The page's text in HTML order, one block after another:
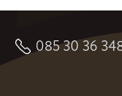
085 30 36